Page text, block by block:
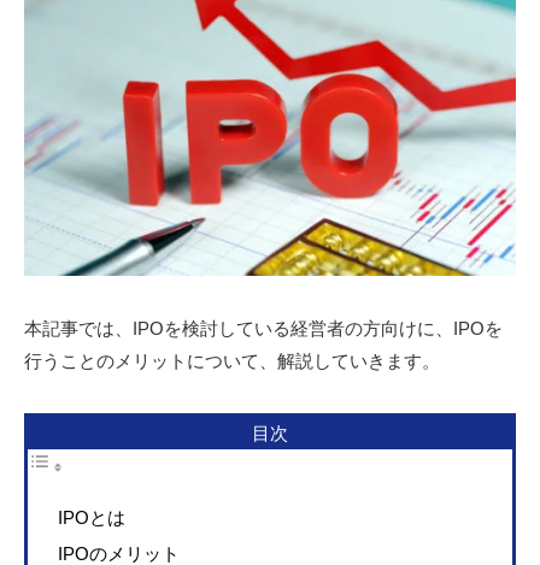
本記事では、IPOを検討している経営者の方向けに、IPOを
行うことのメリットについて、解説していきます。
目次
IPOとは
IPOのメリット